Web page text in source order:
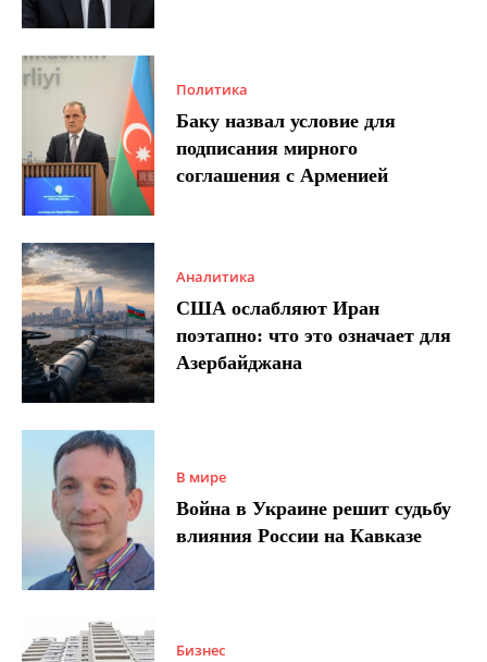
Политика
Баку назвал условие для
подписания мирного
соглашения с Арменией
Аналитика
США ослабляют Иран
поэтапно: что это означает для
Азербайджана
В мире
Война в Украине решит судьбу
влияния России на Кавказе
Бизнес